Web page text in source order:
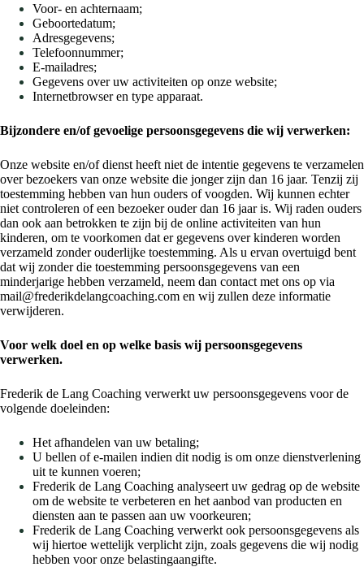
Voor- en achternaam;
Geboortedatum;
Adresgegevens;
Telefoonnummer;
E-mailadres;
Gegevens over uw activiteiten op onze website;
Internetbrowser en type apparaat.
Bijzondere en/of gevoelige persoonsgegevens die wij verwerken:
Onze website en/of dienst heeft niet de intentie gegevens te verzamelen
over bezoekers van onze website die jonger zijn dan 16 jaar. Tenzij zij
toestemming hebben van hun ouders of voogden. Wij kunnen echter
niet controleren of een bezoeker ouder dan 16 jaar is. Wij raden ouders
dan ook aan betrokken te zijn bij de online activiteiten van hun
kinderen, om te voorkomen dat er gegevens over kinderen worden
verzameld zonder ouderlijke toestemming. Als u ervan overtuigd bent
dat wij zonder die toestemming persoonsgegevens van een
minderjarige hebben verzameld, neem dan contact met ons op via
mail@frederikdelangcoaching.com en wij zullen deze informatie
verwijderen.
Voor welk doel en op welke basis wij persoonsgegevens
verwerken.
Frederik de Lang Coaching verwerkt uw persoonsgegevens voor de
volgende doeleinden:
Het afhandelen van uw betaling;
U bellen of e-mailen indien dit nodig is om onze dienstverlening
uit te kunnen voeren;
Frederik de Lang Coaching analyseert uw gedrag op de website
om de website te verbeteren en het aanbod van producten en
diensten aan te passen aan uw voorkeuren;
Frederik de Lang Coaching verwerkt ook persoonsgegevens als
wij hiertoe wettelijk verplicht zijn, zoals gegevens die wij nodig
hebben voor onze belastingaangifte.